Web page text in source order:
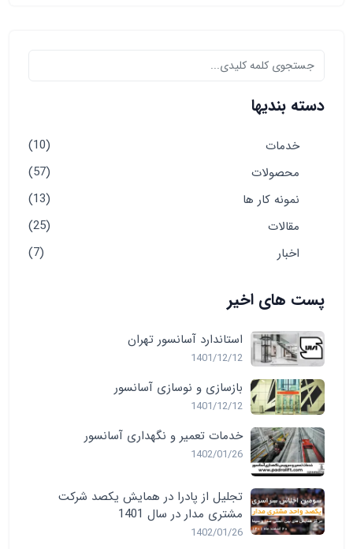
دسته بندیها
خدمات
(10)
محصولات
(57)
نمونه کار ها
(13)
مقالات
(25)
اخبار
(7)
پست های اخیر
استاندارد آسانسور تهران
1401/12/12
بازسازی و نوسازی آسانسور
1401/12/12
خدمات تعمیر و نگهداری آسانسور
1402/01/26
تجلیل از پادرا در همایش یکصد شرکت
مشتری مدار در سال 1401
1402/01/26